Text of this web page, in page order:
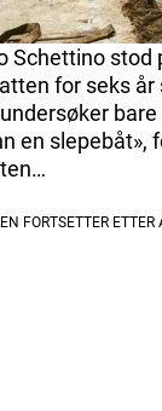
Schettino stod
for seks år
en slepebåt»,